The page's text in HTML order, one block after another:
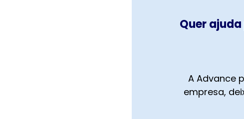
Quer
A Advance
empresa,